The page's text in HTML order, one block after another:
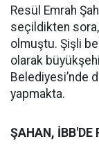
Resül Emrah
seçildikten
olmuştu. Şişli
olarak
Belediyesi’nde
yapmakta.
ŞAHAN, İBB'DE